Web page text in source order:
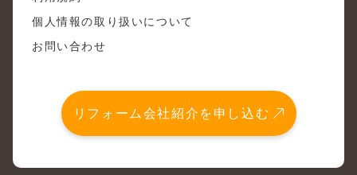
個人情報の取り扱いについて
お問い合わせ
リフォーム会社紹介を申し込む